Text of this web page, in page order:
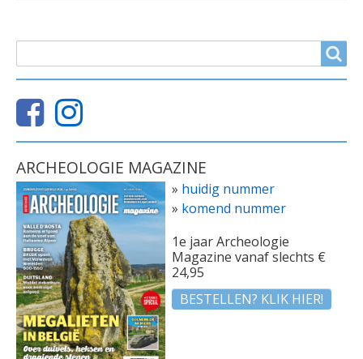
ZOEKVELD
ARCHEOLOGIE MAGAZINE
» huidig nummer
» komend nummer
1e jaar Archeologie
Magazine vanaf slechts €
24,95
BESTELLEN? KLIK HIER!